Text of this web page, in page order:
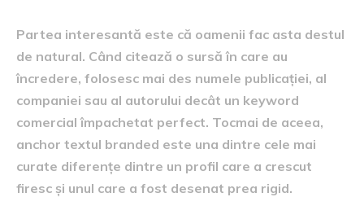
Partea interesantă este că oamenii fac asta destul
de natural. Când citează o sursă în care au
încredere, folosesc mai des numele publicației, al
companiei sau al autorului decât un keyword
comercial împachetat perfect. Tocmai de aceea,
anchor textul branded este una dintre cele mai
curate diferențe dintre un profil care a crescut
firesc și unul care a fost desenat prea rigid.